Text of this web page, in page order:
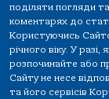
поділяти погляди
коментарях до
Користуючись
річного віку. У
розпочинайте або
Сайту не несе
та його сервісів